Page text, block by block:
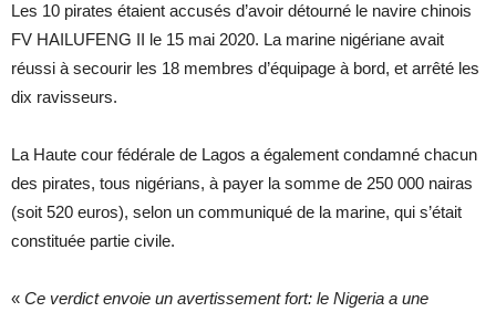
Les 10 pirates étaient accusés d’avoir détourné le navire chinois
FV HAILUFENG II le 15 mai 2020. La marine nigériane avait
réussi à secourir les 18 membres d’équipage à bord, et arrêté les
dix ravisseurs.
La Haute cour fédérale de Lagos a également condamné chacun
des pirates, tous nigérians, à payer la somme de 250 000 nairas
(soit 520 euros), selon un communiqué de la marine, qui s’était
constituée partie civile.
« Ce verdict envoie un avertissement fort: le Nigeria a une